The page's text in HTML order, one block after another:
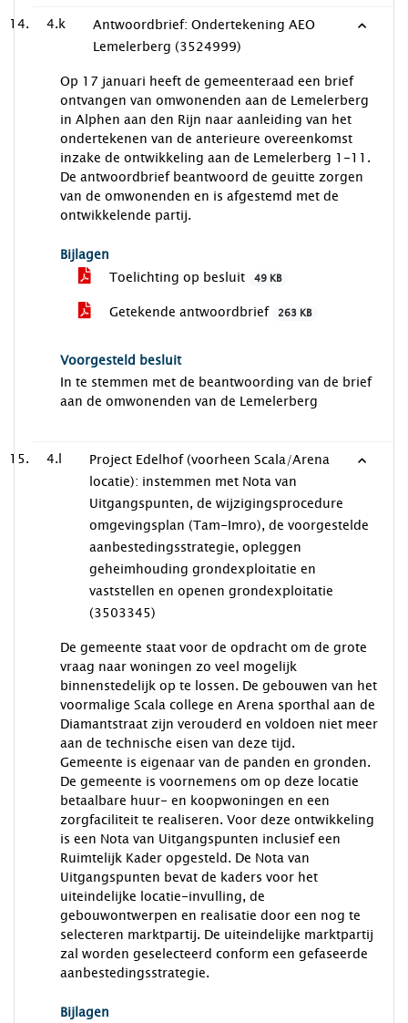
4.k
Antwoordbrief: Ondertekening AEO
Lemelerberg (3524999)
Op 17 januari heeft de gemeenteraad een brief
ontvangen van omwonenden aan de Lemelerberg
in Alphen aan den Rijn naar aanleiding van het
ondertekenen van de anterieure overeenkomst
inzake de ontwikkeling aan de Lemelerberg 1-11.
De antwoordbrief beantwoord de geuitte zorgen
van de omwonenden en is afgestemd met de
ontwikkelende partij.
Bijlagen
Toelichting op besluit
49 KB
Getekende antwoordbrief 263 KB
Voorgesteld besluit
In te stemmen met de beantwoording van de brief
aan de omwonenden van de Lemelerberg
4.l
Project Edelhof (voorheen Scala/Arena
locatie): instemmen met Nota van
Uitgangspunten, de wijzigingsprocedure
omgevingsplan (Tam-Imro), de voorgestelde
aanbestedingsstrategie, opleggen
geheimhouding grondexploitatie en
vaststellen en openen grondexploitatie
(3503345)
De gemeente staat voor de opdracht om de grote
vraag naar woningen zo veel mogelijk
binnenstedelijk op te lossen. De gebouwen van het
voormalige Scala college en Arena sporthal aan de
Diamantstraat zijn verouderd en voldoen niet meer
aan de technische eisen van deze tijd.
Gemeente is eigenaar van de panden en gronden.
De gemeente is voornemens om op deze locatie
betaalbare huur- en koopwoningen en een
zorgfaciliteit te realiseren. Voor deze ontwikkeling
is een Nota van Uitgangspunten inclusief een
Ruimtelijk Kader opgesteld. De Nota van
Uitgangspunten bevat de kaders voor het
uiteindelijke locatie-invulling, de
gebouwontwerpen en realisatie door een nog te
selecteren marktpartij. De uiteindelijke marktpartij
zal worden geselecteerd conform een gefaseerde
aanbestedingsstrategie.
Bijlagen